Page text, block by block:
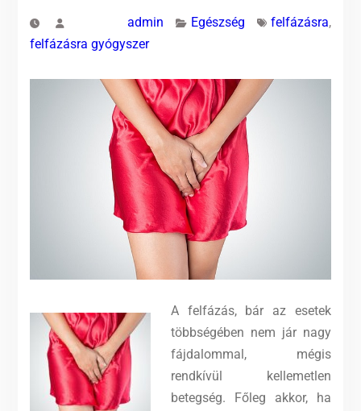
admin Egészség felfázásra,
felfázásra gyógyszer
A felfázás, bár az esetek
többségében nem jár nagy
fájdalommal, mégis
rendkívül kellemetlen
betegség. Főleg akkor, ha